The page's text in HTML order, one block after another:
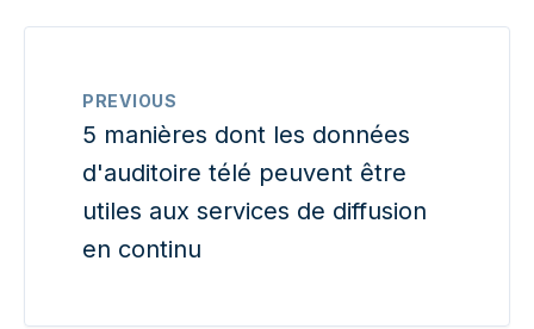
PREVIOUS
5 manières dont les données
d'auditoire télé peuvent être
utiles aux services de diffusion
en continu